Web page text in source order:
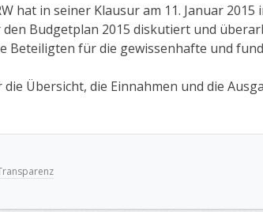
hat in seiner Klausur am 11. Januar
Budgetplan 2015 diskutiert und
Beteiligten für die gewissenhafte und
Übersicht, die Einnahmen und die